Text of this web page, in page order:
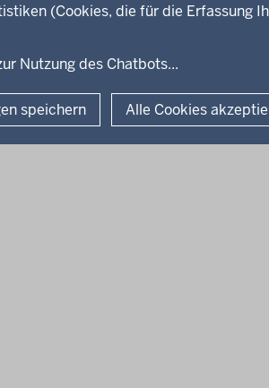
(Cookies, die für die Erfassung
Nutzung des Chatbots...
speichern Alle Cookies
Köln